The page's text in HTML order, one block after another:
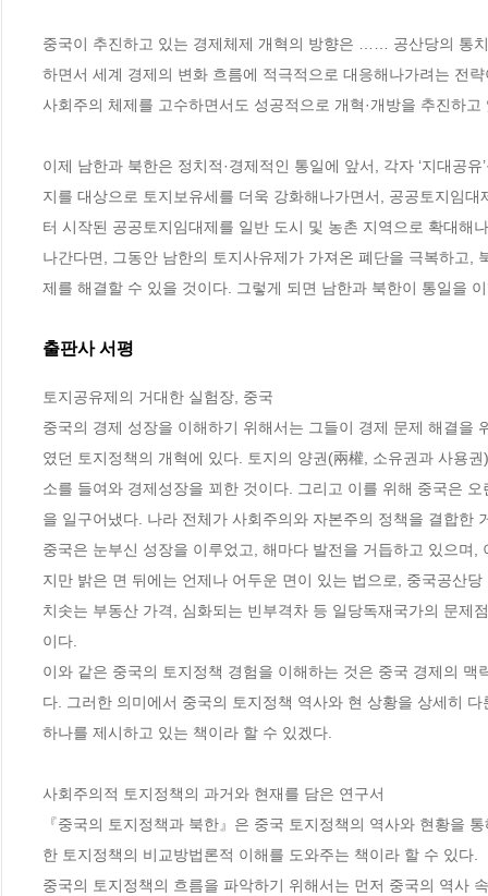
중국이 추진하고 있는 경제체제 개혁의 방향은 …… 공산당의 통
하면서 세계 경제의 변화 흐름에 적극적으로 대응해나가려는 전
사회주의 체제를 고수하면서도 성공적으로 개혁·개방을 추진하
이제 남한과 북한은 정치적·경제적인 통일에 앞서, 각자 ‘지대공
지를 대상으로 토지보유세를 더욱 강화해나가면서, 공공토지임
터 시작된 공공토지임대제를 일반 도시 및 농촌 지역으로 확대
나간다면, 그동안 남한의 토지사유제가 가져온 폐단을 극복하고,
제를 해결할 수 있을 것이다. 그렇게 되면 남한과 북한이 통일을
출판사 서평
토지공유제의 거대한 실험장, 중국
중국의 경제 성장을 이해하기 위해서는 그들이 경제 문제 해결을
였던 토지정책의 개혁에 있다. 토지의 양권(兩權, 소유권과 사용
소를 들여와 경제성장을 꾀한 것이다. 그리고 이를 위해 중국은
을 일구어냈다. 나라 전체가 사회주의와 자본주의 정책을 결합한
중국은 눈부신 성장을 이루었고, 해마다 발전을 거듭하고 있으며
지만 밝은 면 뒤에는 언제나 어두운 면이 있는 법으로, 중국공산
치솟는 부동산 가격, 심화되는 빈부격차 등 일당독재국가의 문제
이다.
이와 같은 중국의 토지정책 경험을 이해하는 것은 중국 경제의
다. 그러한 의미에서 중국의 토지정책 역사와 현 상황을 상세히
하나를 제시하고 있는 책이라 할 수 있겠다.
사회주의적 토지정책의 과거와 현재를 담은 연구서
『중국의 토지정책과 북한』은 중국 토지정책의 역사와 현황을
한 토지정책의 비교방법론적 이해를 도와주는 책이라 할 수 있다.
중국의 토지정책의 흐름을 파악하기 위해서는 먼저 중국의 역사